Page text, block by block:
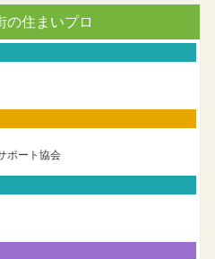
の住まいプロ
ポート協会